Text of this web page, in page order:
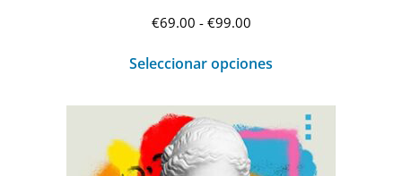
€69.00 - €99.00Rango
precios:
desde
€69.00
hasta
Seleccionar opciones